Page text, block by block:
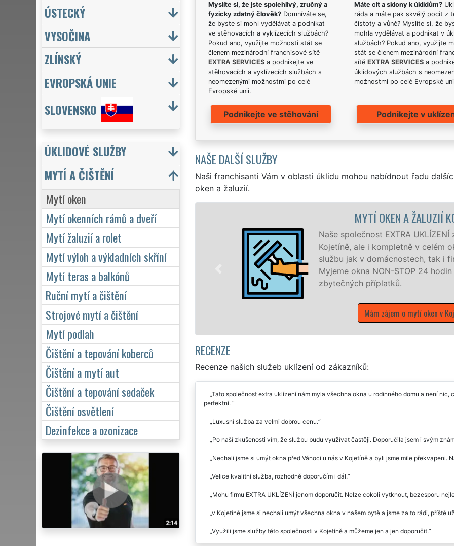
Myslíte si, že jste spolehlivý, zručný a
fyzicky zdatný člověk?Domníváte se,
že byste si mohl vydělávat a podnikat
ve stěhovacích a vyklízecích službách?
Pokud ano, využijte možnosti stát se
členem mezinárodní franchisové sítě
EXTRA SERVICESa podnikejte ve
stěhovacích a vyklízecích službách s
neomezenými možnostmi po celé
Evropské unii.
Podnikejte ve stěhování
Máte cit a sklony k úklidům?
ráda a máte pak skvělý pocit z
čistoty a vůně? Myslíte si, že
mohla vydělávat a podnikat v
službách? Pokud ano, využijte
stát se členem mezinárodní
sítě EXTRA SERVICESa
úklidových službách s
možnostmi po celé Evropské
Podnikejte v
NAŠE DALŠÍ SLUŽBY
Naši franchisanti Vám v oblasti úklidu mohou nabídnout řadu
oken a žaluzií.
MYTÍ OKEN A ŽALUZIÍ
Naše společnost EXTRA
Kojetíně, ale i kompletně v celém
službu jak v domácnostech, tak i
Myjeme okna NON-STOP 24
zbytečných příplatků.
Mám zájem o mytí oken v
RECENZE
Recenze našich služeb uklízení od zákazníků:
Tato společnost extra uklízení nám myla všechna okna u rodinného domu a není
perfektní.
Luxusní služba za velmi dobrou cenu.
Po naší zkušenosti vím, že službu budu využívat častěji. Doporučila jsem i svým
Nechali jsme si umýt okna před Vánoci u nás v Kojetíně a byli jsme mile překvapeni.
Velice kvalitní služba, rozhodně doporučím i dál.
Mohu firmu EXTRA UKLÍZENÍ jenom doporučit. Nelze cokoli vytknout, bezesporu
v Kojetíně jsme si nechali umýt všechna okna v našem bytě a jsme za to rádi, příště
Využili jsme služby této společnosti v Kojetíně a můžeme jen a jen doporučit.
ÚSTECKÝ
VYSOČINA
ZLÍNSKÝ
EVROPSKÁ UNIE
SLOVENSKO
ÚKLIDOVÉ SLUŽBY
MYTÍ A ČIŠTĚNÍ
Mytí oken
Mytí okenních rámů a dveří
Mytí žaluzií a rolet
Mytí výloh a výkladních skříní
Mytí teras a balkónů
Ruční mytí a čištění
Strojové mytí a čištění
Mytí podlah
Čištění a tepování koberců
Čištění a mytí aut
Čištění a tepování sedaček
Čištění osvětlení
Dezinfekce a ozonizace